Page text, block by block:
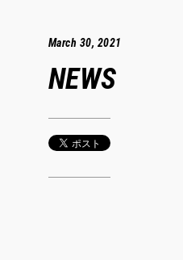
March 30, 2021
NEWS